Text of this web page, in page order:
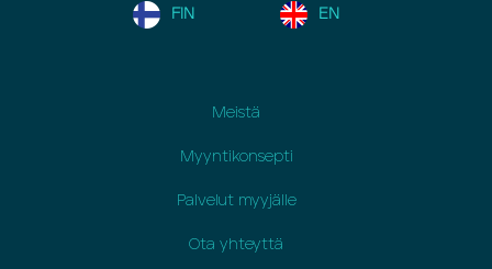
FIN EN
Meistä
Myyntikonsepti
Palvelut myyjälle
Ota yhteyttä